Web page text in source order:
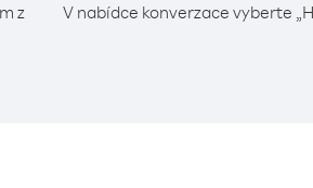
z
V nabídce konverzace vyberte